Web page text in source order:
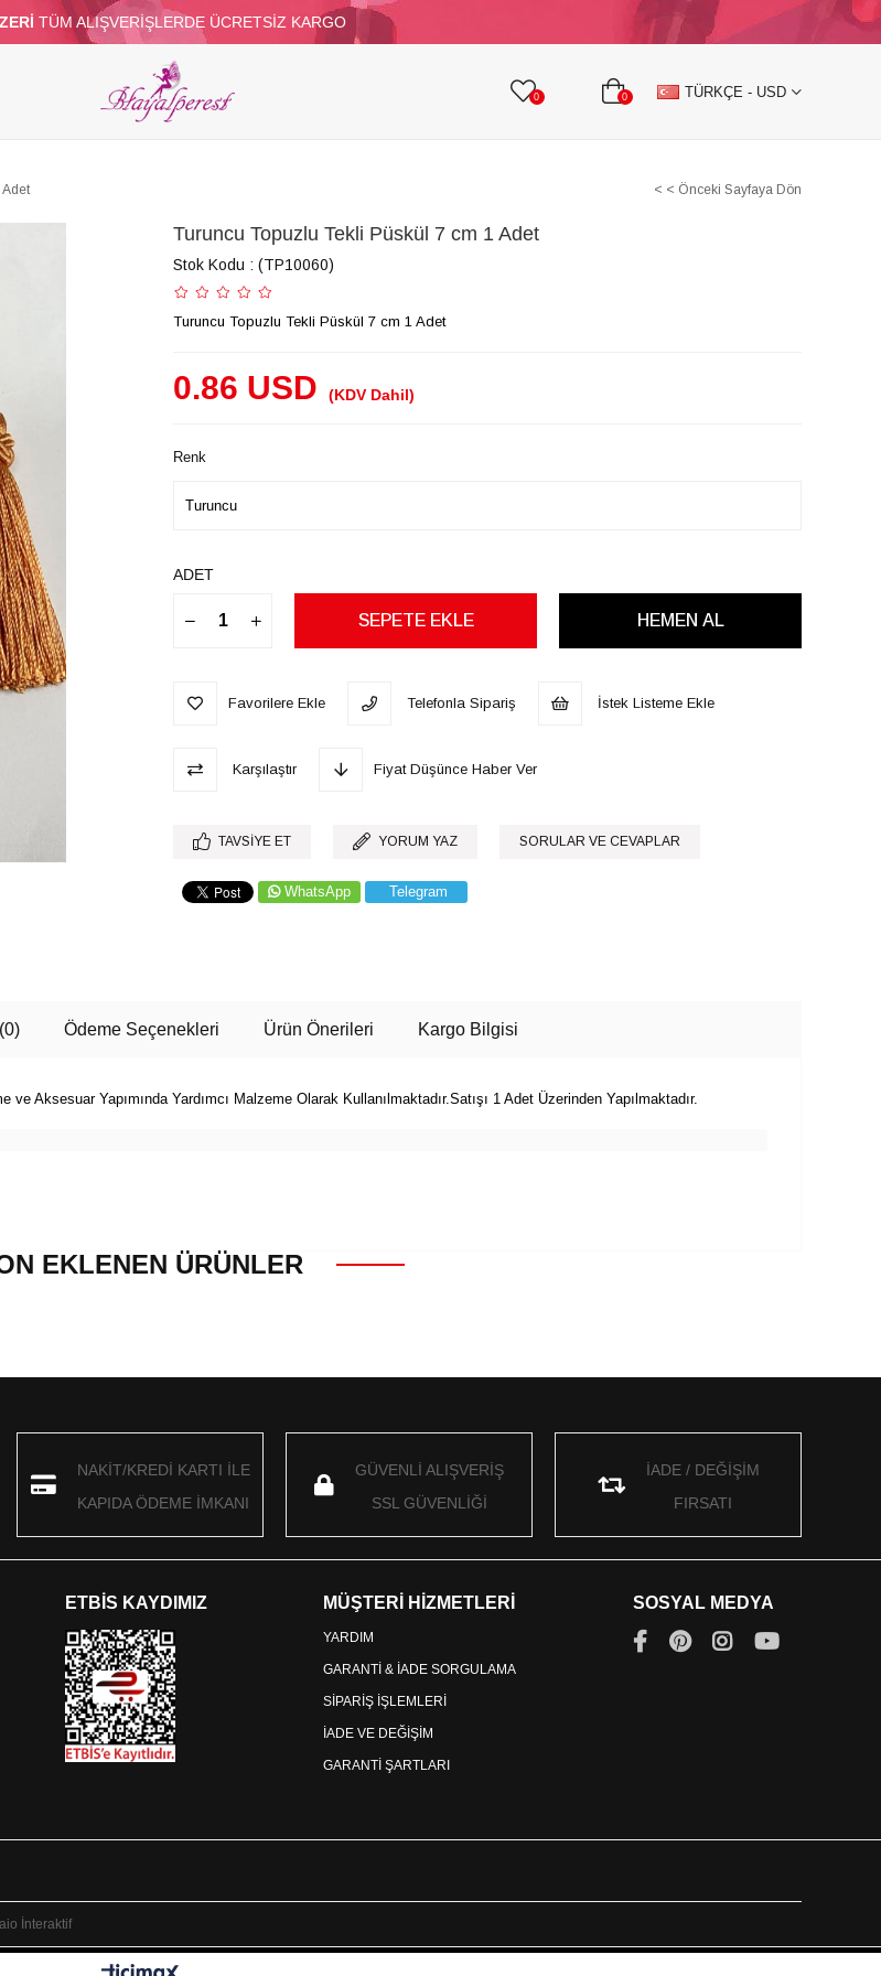
TÜM ALIŞVERİŞLERDE ÜCRETSİZ KARGO
0 0 TÜRKÇE - USD
VE SÜS MALZEMELERİ TÜY BONCUKLAR TAŞLI TEKSTİL AKSESUARLARI
TOPTAN DİĞER
< < Önceki Sayfaya Dön
Turuncu Topuzlu Tekli Püskül 7 cm 1 Adet
Stok Kodu (TP10060)
Turuncu Topuzlu Tekli Püskül 7 cm 1 Adet
0.86 USD (KDV Dahil)
Renk
ADET
Favorilere Ekle Telefonla Sipariş İstek Listeme Ekle
Karşılaştır Fiyat Düşünce Haber Ver
TAVSIYE ET YORUM YAZ SORULAR VE CEVAPLAR
WhatsApp Telegram
Ödeme Seçenekleri Ürün Önerileri Kargo Bilgisi
Aksesuar Yapımında Yardımcı Malzeme Olarak Kullanılmaktadır.Satışı 1 Adet Üzerinden Yapılmaktadır.
EKLENEN ÜRÜNLER
NAKİT/KREDİ KARTI İLE
KAPIDA ÖDEME İMKANI
GÜVENLİ ALIŞVERİŞ
SSL GÜVENLİĞİ
İADE / DEĞİŞİM
FIRSATI
ETBİS KAYDIMIZ MÜŞTERİ HİZMETLERİ
YARDIM
GARANTİ & İADE SORGULAMA
SİPARİŞ İŞLEMLERİ
İADE VE DEĞİŞİM
GARANTİ ŞARTLARI
SOSYAL MEDYA
İnteraktif